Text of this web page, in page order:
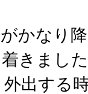
かなり
きまし
出する